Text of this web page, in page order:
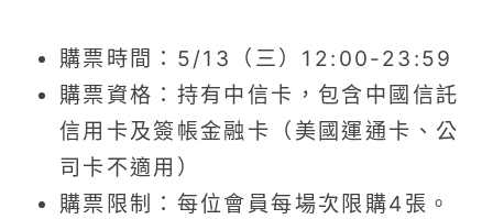
購票時間：5/13（三）12:00-23:59
購票資格：持有中信卡，包含中國信託
信用卡及簽帳金融卡（美國運通卡、公
司卡不適用）
購票限制：每位會員每場次限購4張。